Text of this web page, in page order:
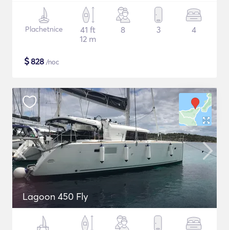
Plachetnice
41 ft
12 m
8 3 4
$828 /noc
Lagoon 450 Fly